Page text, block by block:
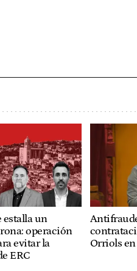
estalla un
operación
evitar la
ERC
Orriols